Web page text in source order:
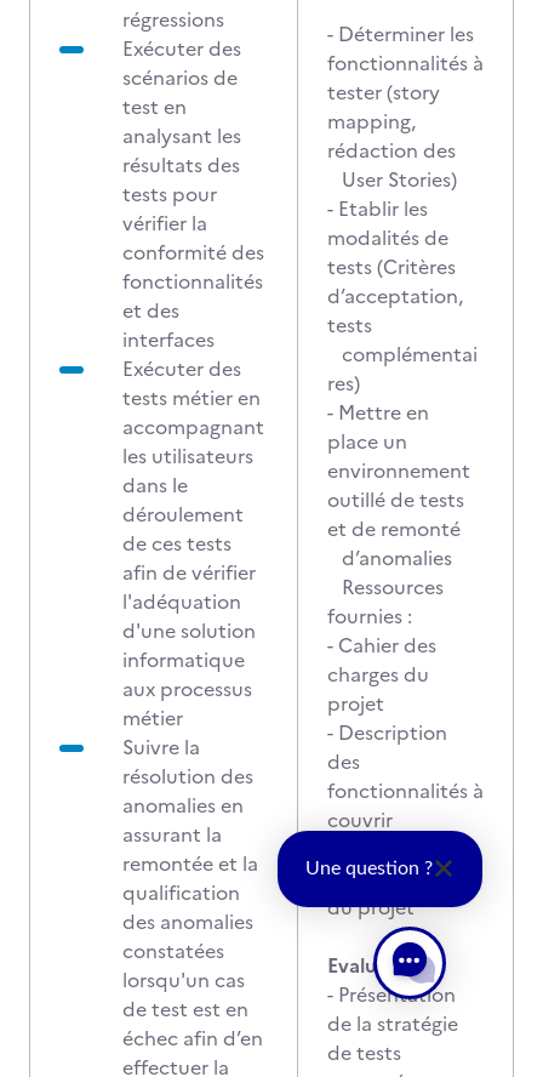
régressions
Exécuter des
scénarios de
test en
analysant les
résultats des
tests pour
vérifier la
conformité des
fonctionnalités
et des
interfaces
Exécuter des
tests métier en
accompagnant
les utilisateurs
dans le
déroulement
de ces tests
afin de vérifier
l'adéquation
d'une solution
informatique
aux processus
métier
Suivre la
résolution des
anomalies en
assurant la
remontée et la
qualification
des anomalies
constatées
lorsqu'un cas
de test est en
échec afin d’en
effectuer la
- Déterminer les
fonctionnalités à
tester (story
mapping,
rédaction des
User Stories)
- Etablir les
modalités de
tests (Critères
d’acceptation,
tests
complémentai
res)
- Mettre en
place un
environnement
outillé de tests
et de remonté
d’anomalies
Ressources
fournies :
- Cahier des
charges du
projet
- Description
des
fonctionnalités à
couvrir
des contraintes
du projet
Evaluation :
- Présentation
de la stratégie
de tests
Une question ?